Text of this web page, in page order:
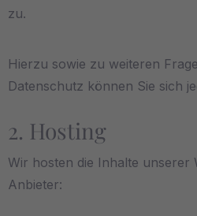
zu.
Hierzu sowie zu weiteren
Datenschutz können Sie sich
2. Hosting
Wir hosten die Inhalte unserer
Anbieter: